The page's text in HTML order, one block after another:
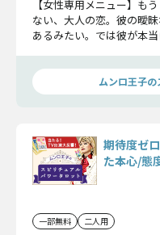
【女性専用メニュー】も
ない、大人の恋。彼の曖
あるみたい。では彼が
ムンロ王子の
期待度ゼ
た本心/態
一部無料 二人用